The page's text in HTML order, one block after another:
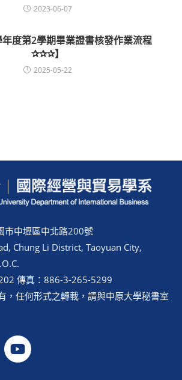
2023-06-07
度第2學期畢業證書核發作業流程
✰✰✰】
2025-05-22
市中壢區中北路200號
Chung Li District, Taoyuan City,
傳真：886-3-265-5299
，任何形式之轉載，請與中原大學秘書室